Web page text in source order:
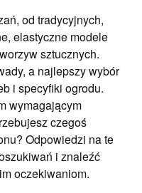
od tradycyjnych,
elastyczne modele
sztucznych.
a najlepszy wybór
i specyfiki ogrodu.
wymagającym
czegoś
Odpowiedzi na te
i znaleźć
oczekiwaniom.